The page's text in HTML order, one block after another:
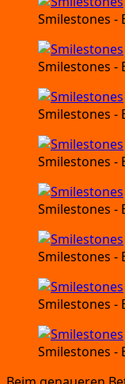
Smi­le­sto­nes -
Smi­le­sto­nes -
Smi­le­sto­nes -
Smi­le­sto­nes -
Smi­le­sto­nes -
Smi­le­sto­nes -
Smi­le­sto­nes -
Smi­le­sto­nes -